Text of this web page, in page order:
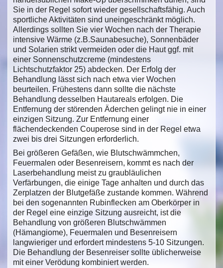
Sie in der Regel sofort wieder gesellschaftsfähig. Auch
sportliche Aktivitäten sind uneingeschränkt möglich.
Allerdings sollten Sie vier Wochen nach der Therapie
intensive Wärme (z.B.Saunabesuche), Sonnenbäder
und Solarien strikt vermeiden oder die Haut ggf. mit
einer Sonnenschutzcreme (mindestens
Lichtschutzfaktor 25) abdecken. Der Erfolg der
Behandlung lässt sich nach etwa vier Wochen
beurteilen. Frühestens dann sollte die nächste
Behandlung desselben Hautareals erfolgen. Die
Entfernung der störenden Äderchen gelingt nie in einer
einzigen Sitzung. Zur Entfernung einer
flächendeckenden Couperose sind in der Regel etwa
zwei bis drei Sitzungen erforderlich.
Bei größeren Gefäßen, wie Blutschwämmchen,
Feuermalen oder Besenreisern, kommt es nach der
Laserbehandlung meist zu graubläulichen
Verfärbungen, die einige Tage anhalten und durch das
Zerplatzen der Blutgefäße zustande kommen. Während
bei den sogenannten Rubinflecken am Oberkörper in
der Regel eine einzige Sitzung ausreicht, ist die
Behandlung von größeren Blutschwämmen
(Hämangiome), Feuermalen und Besenreisern
langwieriger und erfordert mindestens 5-10 Sitzungen.
Die Behandlung der Besenreiser sollte üblicherweise
mit einer Verödung kombiniert werden.